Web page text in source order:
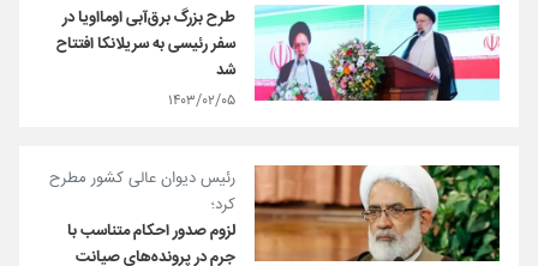
طرح بزرگ برق‌آبی اومااویا در
سفر رئیسی به سریلانکا افتتاح
شد
۱۴۰۳/۰۲/۰۵
رئیس دیوان عالی کشور مطرح
کرد؛
لزوم صدور احکام متناسب با
جرم در پرونده‌های صیانت